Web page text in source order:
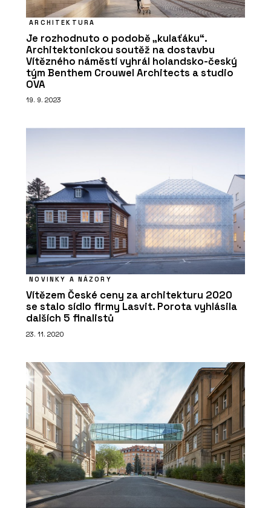
ARCHITEKTURA
Je rozhodnuto o podobě „kulaťáku“.
Architektonickou soutěž na dostavbu
Vítězného náměstí vyhrál holandsko-český
tým Benthem Crouwel Architects a studio
OVA
19. 9. 2023
NOVINKY A NÁZORY
Vítězem České ceny za architekturu 2020
se stalo sídlo firmy Lasvit. Porota vyhlásila
dalších 5 finalistů
23. 11. 2020